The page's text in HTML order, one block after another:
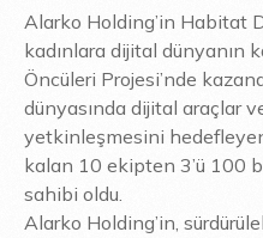
Alarko Holding’in Habitat
kadınlara dijital dünyanın
Öncüleri Projesi’nde
dünyasında dijital araçlar
yetkinleşmesini
kalan 10 ekipten 3’ü 100
sahibi oldu.
Alarko Holding’in,